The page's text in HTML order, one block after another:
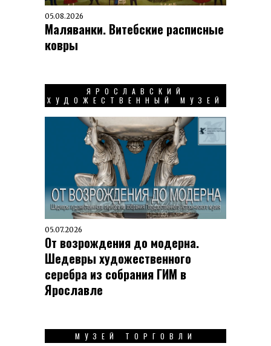
05.08.2026
Маляванки. Витебские расписные
ковры
ЯРОСЛАВСКИЙ
ХУДОЖЕСТВЕННЫЙ МУЗЕЙ
05.07.2026
От возрождения до модерна.
Шедевры художественного
серебра из собрания ГИМ в
Ярославле
МУЗЕЙ ТОРГОВЛИ